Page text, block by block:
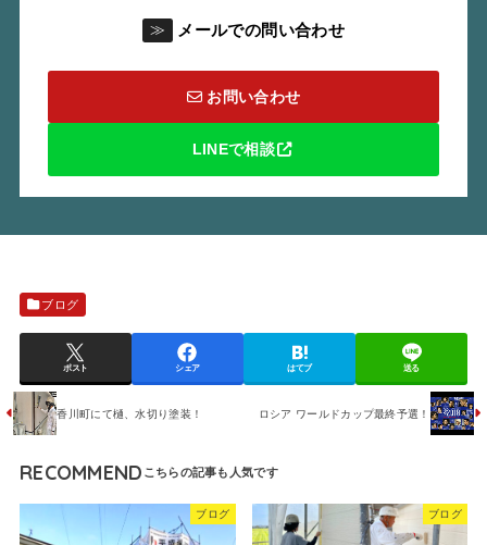
≫ メールでの問い合わせ
お問い合わせ
LINEで相談
ブログ
ポスト シェア はてブ 送る
香川町にて樋、水切り塗装！ ロシア ワールドカップ最終予選！
RECOMMEND
ブログ ブログ